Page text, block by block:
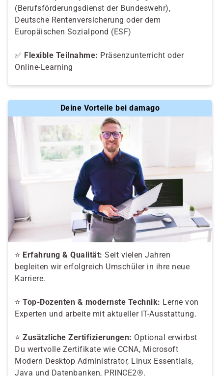
(Berufsförderungsdienst der Bundeswehr),
Deutsche Rentenversicherung oder dem
Europäischen Sozialpond (ESF)
✅ Flexible Teilnahme: Präsenzunterricht oder
Online-Learning
Deine Vorteile bei damago
⭐ Erfahrung & Qualität: Seit vielen Jahren
begleiten wir erfolgreich Umschüler in ihre neue
Karriere.
⭐ Top-Dozenten & modernste Technik: Lerne von
Experten und arbeite mit aktueller IT-Ausstattung.
⭐ Zusätzliche Zertifizierungen: Optional erwirbst
Du wertvolle Zertifikate wie CCNA, Microsoft
Modern Desktop Administrator, Linux Essentials,
Java und Datenbanken, PRINCE2®.